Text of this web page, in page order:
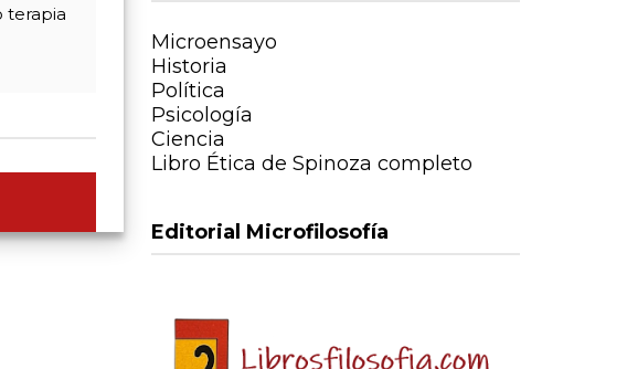
terapia
Microensayo
Historia
Política
Psicología
Ciencia
Libro Ética de Spinoza completo
Editorial Microfilosofía